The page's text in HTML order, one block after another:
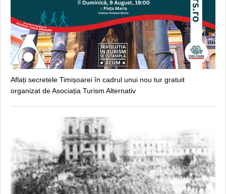
Aflați secretele Timișoarei în cadrul unui nou tur gratuit
organizat de Asociația Turism Alternativ